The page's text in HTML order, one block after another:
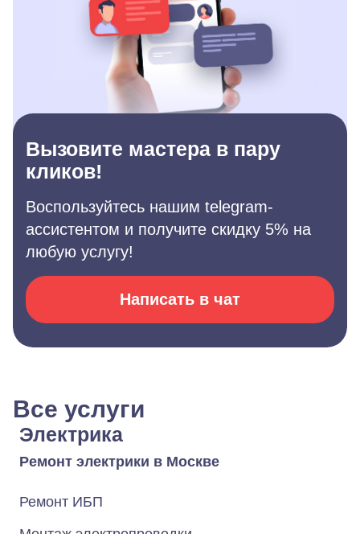
Вызовите мастера в пару
кликов!
Воспользуйтесь нашим telegram-
ассистентом и получите скидку 5% на
любую услугу!
Написать в чат
Все услуги
Электрика
Ремонт электрики в Москве
Ремонт ИБП